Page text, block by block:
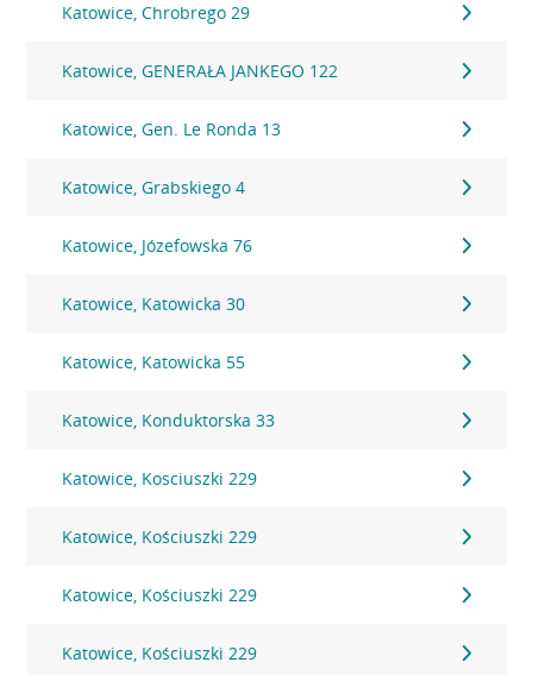
Katowice, Chrobrego 29
Katowice, GENERAŁA JANKEGO 122
Katowice, Gen. Le Ronda 13
Katowice, Grabskiego 4
Katowice, Józefowska 76
Katowice, Katowicka 30
Katowice, Katowicka 55
Katowice, Konduktorska 33
Katowice, Kosciuszki 229
Katowice, Kościuszki 229
Katowice, Kościuszki 229
Katowice, Kościuszki 229